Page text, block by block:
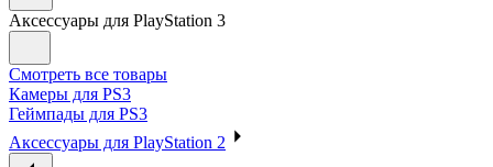
Аксессуары для PlayStation 3
Смотреть все товары
Камеры для PS3
Геймпады для PS3
Аксессуары для PlayStation 2